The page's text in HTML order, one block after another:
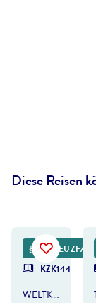
Diese Reisen
KZK144
WELTKREUZFAHRT